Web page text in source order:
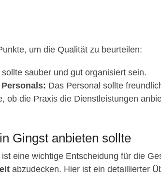
um die Qualität zu beurteilen:
sauber und gut organisiert sein.
Das Personal sollte
ob die Praxis die Dienstleistungen
Gingst anbieten sollte
ist eine wichtige Entscheidung für die
abzudecken. Hier ist ein detaillierter